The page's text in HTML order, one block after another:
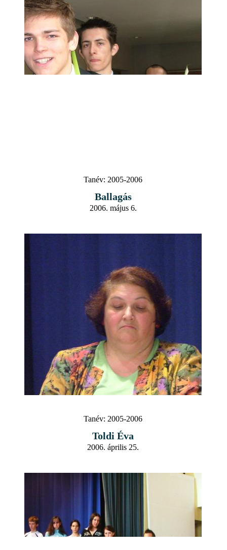
Tanév: 2005-2006
Ballagás
2006. május 6.
Tanév: 2005-2006
Toldi Éva
2006. április 25.